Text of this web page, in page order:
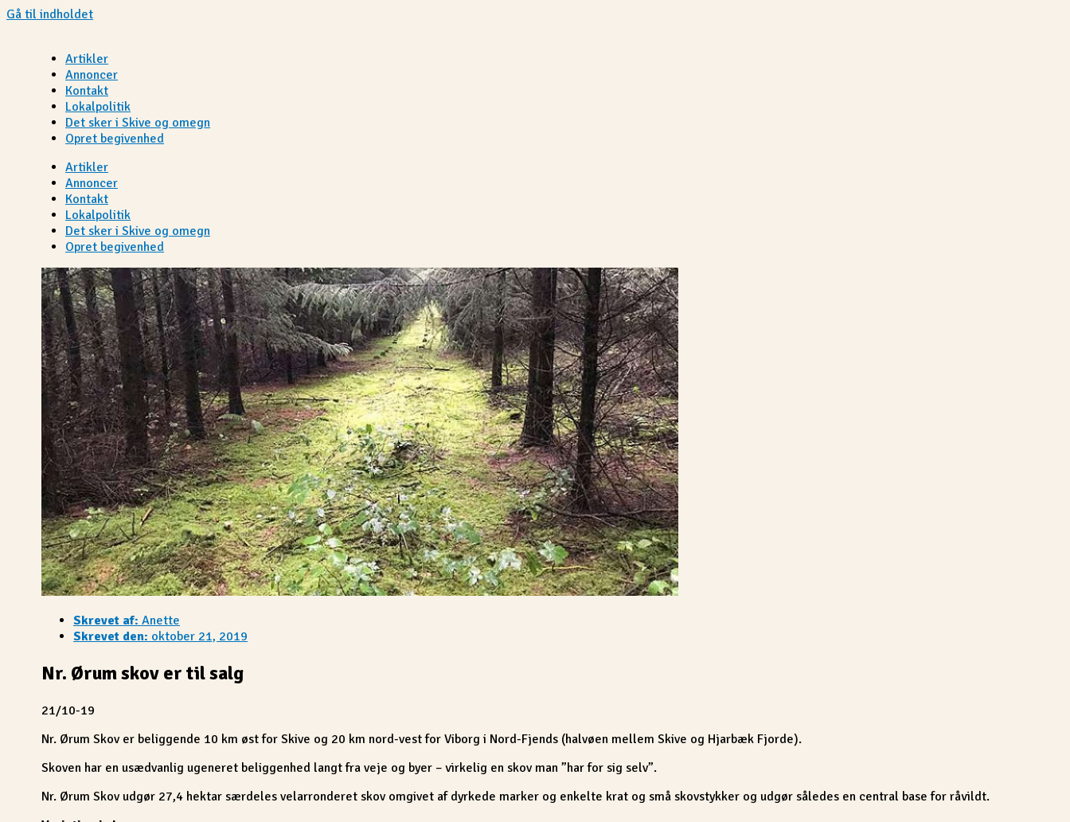
Gå til indholdet
Artikler
Annoncer
Kontakt
Lokalpolitik
Det sker i Skive og omegn
Opret begivenhed
Artikler
Annoncer
Kontakt
Lokalpolitik
Det sker i Skive og omegn
Opret begivenhed
Skrevet af: Anette
Skrevet den: oktober 21, 2019
Nr. Ørum skov er til salg
21/10-19
Nr. Ørum Skov er beliggende 10 km øst for Skive og 20 km nord-vest for Viborg i Nord-Fjends (halvøen mellem Skive og Hjarbæk Fjorde).
Skoven har en usædvanlig ugeneret beliggenhed langt fra veje og byer – virkelig en skov man ”har for sig selv”.
Nr. Ørum Skov udgør 27,4 hektar særdeles velarronderet skov omgivet af dyrkede marker og enkelte krat og små skovstykker og udgør således en central base for råvildt.